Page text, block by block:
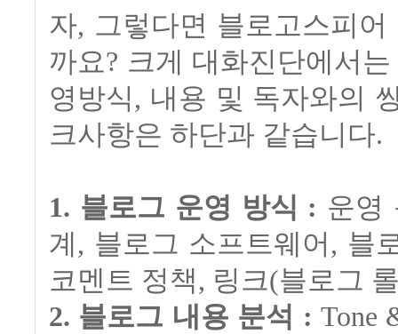
자, 그렇다면 블로고스피
까요? 크게 대화진단에서
영방식, 내용 및 독자와의
크사항은 하단과 같습니다.
1. 블로그 운영 방식 : 운영
계, 블로그 소프트웨어, 블
코멘트 정책, 링크(블로그
2. 블로그 내용 분석 : Tone